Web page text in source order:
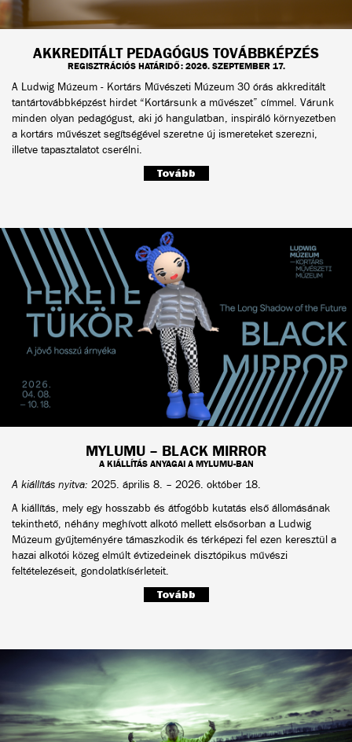
AKKREDITÁLT PEDAGÓGUS TOVÁBBKÉPZÉS
REGISZTRÁCIÓS HATÁRIDŐ: 2026. SZEPTEMBER 17.
A Ludwig Múzeum - Kortárs Művészeti Múzeum 30 órás akkreditált
tantártovábbképzést hirdet “Kortársunk a művészet” címmel. Várunk
minden olyan pedagógust, aki jó hangulatban, inspiráló környezetben
a kortárs művészet segítségével szeretne új ismereteket szerezni,
illetve tapasztalatot cserélni.
Tovább
MYLUMU – BLACK MIRROR
A KIÁLLÍTÁS ANYAGAI A MYLUMU-BAN
A kiállítás nyitva: 2025. április 8. – 2026. október 18.
A kiállítás, mely egy hosszabb és átfogóbb kutatás első állomásának
tekinthető, néhány meghívott alkotó mellett elsősorban a Ludwig
Múzeum gyűjteményére támaszkodik és térképezi fel ezen keresztül a
hazai alkotói közeg elmúlt évtizedeinek disztópikus művészi
feltételezéseit, gondolatkísérleteit.
Tovább